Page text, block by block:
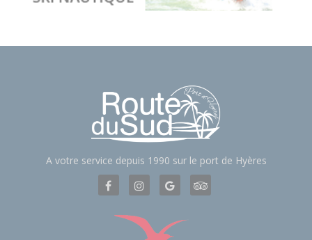
A votre service depuis 1990 sur le port de Hyères